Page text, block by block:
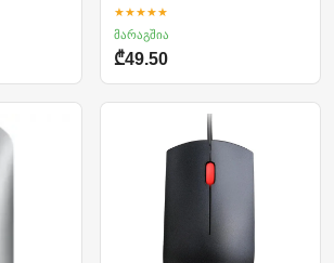
★★★★★
მარაგშია
₾49.50